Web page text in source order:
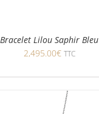
Bracelet Lilou Saphir Bleu
2,495.00€ TTC